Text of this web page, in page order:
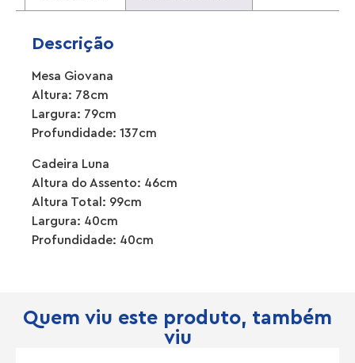
Descrição
Mesa Giovana
Altura: 78cm
Largura: 79cm
Profundidade: 137cm
Cadeira Luna
Altura do Assento: 46cm
Altura Total: 99cm
Largura: 40cm
Profundidade: 40cm
Quem viu este produto, também
viu